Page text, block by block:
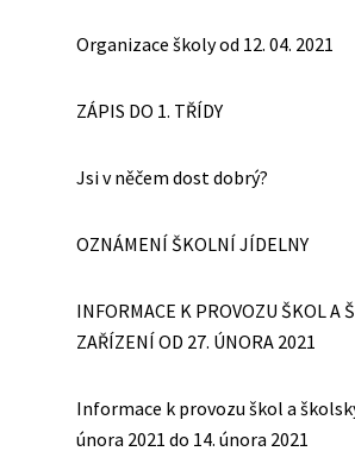
Organizace školy od 12. 04. 2021
ZÁPIS DO 1. TŘÍDY
Jsi v něčem dost dobrý?
OZNÁMENÍ ŠKOLNÍ JÍDELNY
INFORMACE K PROVOZU ŠKOL A
ZAŘÍZENÍ OD 27. ÚNORA 2021
Informace k provozu škol a
února 2021 do 14. února 2021